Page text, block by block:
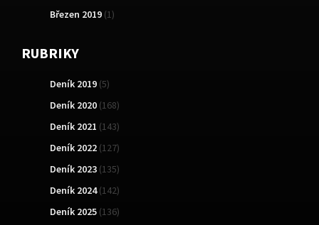
Březen 2019 (1)
RUBRIKY
Deník 2019 (5)
Deník 2020 (168)
Deník 2021 (143)
Deník 2022 (127)
Deník 2023 (135)
Deník 2024(142)
Deník 2025 (136)